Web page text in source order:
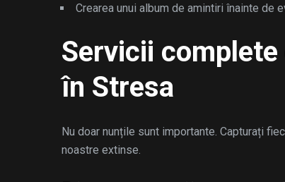
Crearea unui album de amintiri înainte de
Servicii
în Stresa
Nu doar nunțile sunt importante. Capturați
noastre extinse.